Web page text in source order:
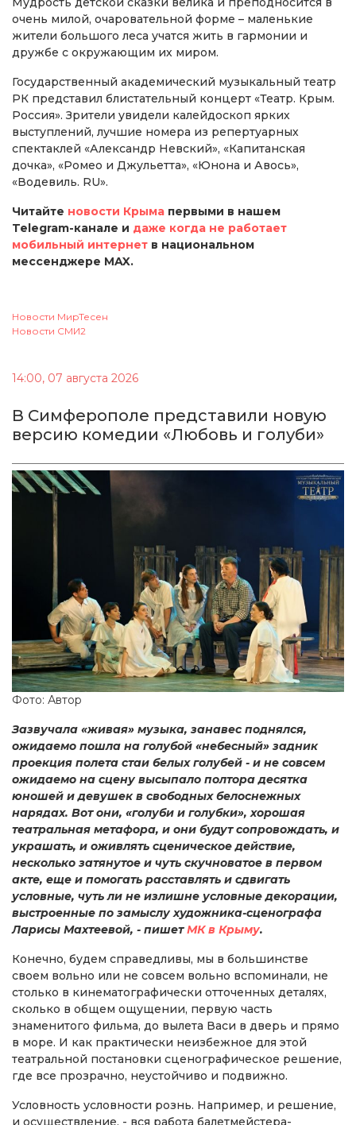
очень милой, очаровательной форме – маленькие
жители большого леса учатся жить в гармонии и
дружбе с окружающим их миром.
Государственный академический музыкальный театр
РК представил блистательный концерт «Театр. Крым.
Россия». Зрители увидели калейдоскоп ярких
выступлений, лучшие номера из репертуарных
спектаклей «Александр Невский», «Капитанская
дочка», «Ромео и Джульетта», «Юнона и Авось»,
«Водевиль. RU».
Читайте новости Крыма первыми в нашем
Telegram-канале и даже когда не работает
мобильный интернет в национальном
мессенджере MAX.
Новости МирТесен
Новости СМИ2
14:00, 07 августа 2026
В Симферополе представили новую
версию комедии «Любовь и голуби»
Фото: Автор
Зазвучала «живая» музыка, занавес поднялся,
ожидаемо пошла на голубой «небесный» задник
проекция полета стаи белых голубей - и не совсем
ожидаемо на сцену высыпало полтора десятка
юношей и девушек в свободных белоснежных
нарядах. Вот они, «голуби и голубки», хорошая
театральная метафора, и они будут сопровождать, и
украшать, и оживлять сценическое действие,
несколько затянутое и чуть скучноватое в первом
акте, еще и помогать расставлять и сдвигать
условные, чуть ли не излишне условные декорации,
выстроенные по замыслу художника-сценографа
Ларисы Махтеевой, - пишетМК в Крыму.
Конечно, будем справедливы, мы в большинстве
своем вольно или не совсем вольно вспоминали, не
столько в кинематографически отточенных деталях,
сколько в общем ощущении, первую часть
знаменитого фильма, до вылета Васи в дверь и прямо
в море. И как практически неизбежное для этой
театральной постановки сценографическое решение,
где все прозрачно, неустойчиво и подвижно.
Условность условности рознь. Например, и решение,
и осуществление, - вся работа балетмейстера-